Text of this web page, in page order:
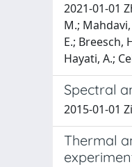
2021-01-01
M.;
E.; Breesch,
Hayati, A.;
Spectral
2015-01-01
Thermal